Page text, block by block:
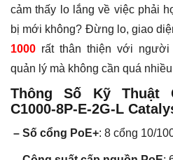
cảm thấy lo lắng về việc phải
bị mới không? Đừng lo, giao
1000 rất thân thiện với người
quản lý mà không cần quá
Thông Số Kỹ Thuật
C1000-8P-E-2G-L
– Số cổng PoE+: 8 cổng 10/